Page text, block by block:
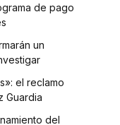
de pago
un
el reclamo
Guardia
del